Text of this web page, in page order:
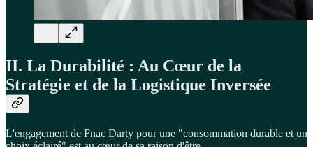
II. La Durabilité : Au Cœur de la
Stratégie et de la Logistique Inversée
L'engagement de Fnac Darty pour une "consommation durable et un